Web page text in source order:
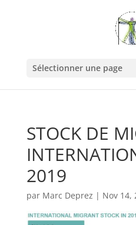
Sélectionner une page
STOCK DE
2019
par Marc Deprez | Nov 14,